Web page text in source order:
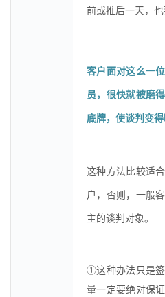
前或推后一天，也
客户面对这么一
员，很快就被磨
底牌，使谈判变得
这种方法比较适
户，否则，一般
主的谈判对象。
①这种办法只是
量一定要绝对保